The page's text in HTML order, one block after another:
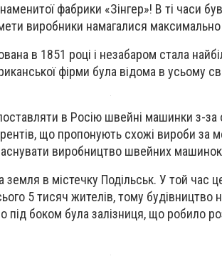
фабрики «Зінгер»! В ті часи
виробники намагалися
в 1851 році і незабаром стала
фірми була відома в усьому
в Росію швейні машинки з-за
що пропонують схожі вироби за
виробництво швейних машинок
земля в містечку Подільськ. У той час
5 тисяч жителів, тому будівництво
під боком була залізниця, що робило